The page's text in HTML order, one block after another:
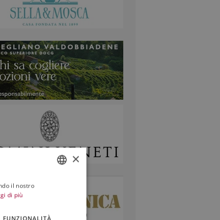
×
il nostro
di più
FUNZIONALITÀ